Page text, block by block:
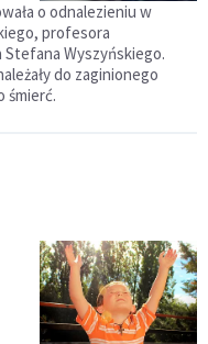
o odnalezieniu w
profesora
Wyszyńskiego.
do zaginionego
śmierć.